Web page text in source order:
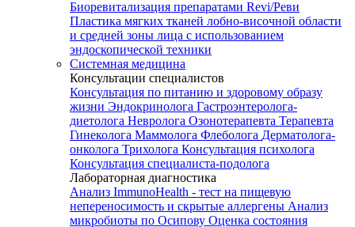
Биоревитализация препаратами Revi/Реви
Пластика мягких тканей лобно-височной области
и средней зоны лица с использованием
эндоскопической техники
Системная медицина
Консультации специалистов
Консультация по питанию и здоровому образу
жизни Эндокринолога Гастроэнтеролога-
диетолога Невролога Озонотерапевта Терапевта
Гинеколога Маммолога Флеболога Дерматолога-
онколога Трихолога Консультация психолога
Консультация специалиста-подолога
Лабораторная диагностика
Анализ ImmunoHealth - тест на пищевую
непереносимость и скрытые аллергены Анализ
микробиоты по Осипову Оценка состояния